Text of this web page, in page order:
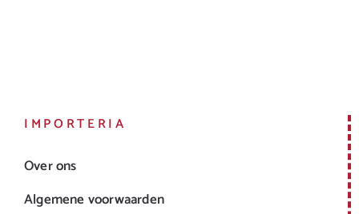
IMPORTERIA
Over ons
Algemene voorwaarden